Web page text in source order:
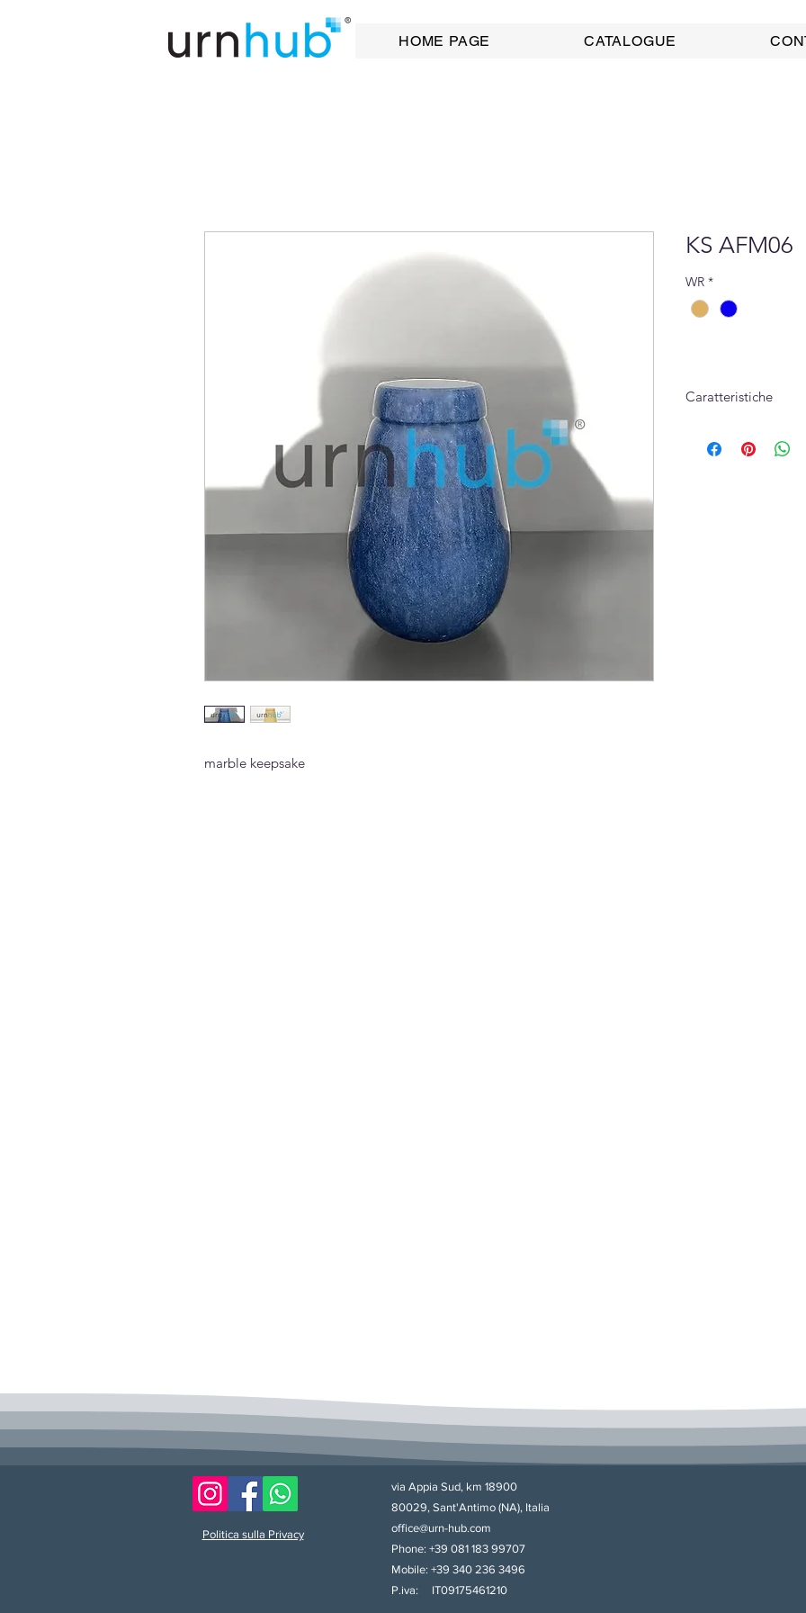
HOME PAGE CATALOGUE
marble keepsake
KS AFM06
WR *
Caratteristiche
Dimensioni
Politica sulla Privacy
via Appia Sud, km 18900
80029, Sant'Antimo (NA), Italia
office@urn-hub.com
Phone: +39 081 183 99707
Mobile: +39 340 236 3496
P.iva: IT09175461210